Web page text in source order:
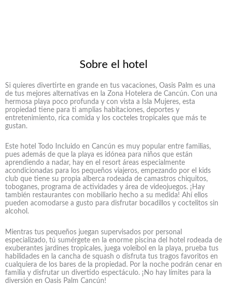
Sobre el hotel
Si quieres divertirte en grande en tus vacaciones, Oasis Palm es una
de tus mejores alternativas en la Zona Hotelera de Cancún. Con una
hermosa playa poco profunda y con vista a Isla Mujeres, esta
propiedad tiene para ti amplias habitaciones, deportes y
entretenimiento, rica comida y los cocteles tropicales que más te
gustan.
Este hotel Todo Incluido en Cancún es muy popular entre familias,
pues además de que la playa es idónea para niños que están
aprendiendo a nadar, hay en el resort áreas especialmente
acondicionadas para los pequeños viajeros, empezando por el kids
club que tiene su propia alberca rodeada de camastros chiquitos,
toboganes, programa de actividades y área de videojuegos. ¡Hay
también restaurantes con mobiliario hecho a su medida! Ahí ellos
pueden acomodarse a gusto para disfrutar bocadillos y coctelitos sin
alcohol.
Mientras tus pequeños juegan supervisados por personal
especializado, tú sumérgete en la enorme piscina del hotel rodeada de
exuberantes jardines tropicales, juega voleibol en la playa, prueba tus
habilidades en la cancha de squash o disfruta tus tragos favoritos en
cualquiera de los bares de la propiedad. Por la noche podrán cenar en
familia y disfrutar un divertido espectáculo. ¡No hay límites para la
diversión en Oasis Palm Cancún!